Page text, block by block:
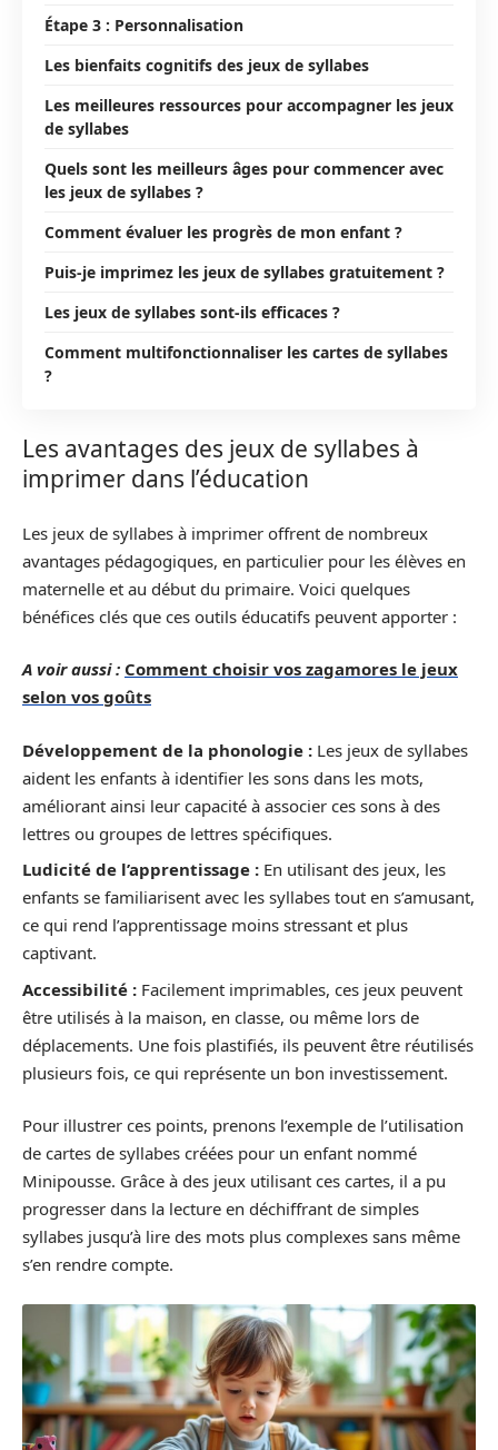
Étape 3 : Personnalisation
Les bienfaits cognitifs des jeux de syllabes
Les meilleures ressources pour accompagner les jeux
de syllabes
Quels sont les meilleurs âges pour commencer avec
les jeux de syllabes ?
Comment évaluer les progrès de mon enfant ?
Puis-je imprimez les jeux de syllabes gratuitement ?
Les jeux de syllabes sont-ils efficaces ?
Comment multifonctionnaliser les cartes de syllabes
?
Les avantages des jeux de syllabes à
imprimer dans l’éducation
Les jeux de syllabes à imprimer offrent de nombreux
avantages pédagogiques, en particulier pour les élèves en
maternelle et au début du primaire. Voici quelques
bénéfices clés que ces outils éducatifs peuvent apporter :
A voir aussi : Comment choisir vos zagamores le jeux
selon vos goûts
Développement de la phonologie : Les jeux de syllabes
aident les enfants à identifier les sons dans les mots,
améliorant ainsi leur capacité à associer ces sons à des
lettres ou groupes de lettres spécifiques.
Ludicité de l’apprentissage : En utilisant des jeux, les
enfants se familiarisent avec les syllabes tout en s’amusant,
ce qui rend l’apprentissage moins stressant et plus
captivant.
Accessibilité : Facilement imprimables, ces jeux peuvent
être utilisés à la maison, en classe, ou même lors de
déplacements. Une fois plastifiés, ils peuvent être réutilisés
plusieurs fois, ce qui représente un bon investissement.
Pour illustrer ces points, prenons l’exemple de l’utilisation
de cartes de syllabes créées pour un enfant nommé
Minipousse. Grâce à des jeux utilisant ces cartes, il a pu
progresser dans la lecture en déchiffrant de simples
syllabes jusqu’à lire des mots plus complexes sans même
s’en rendre compte.